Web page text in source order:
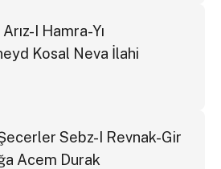
I Hamra-Yı
Kosal Neva İlahi
Sebz-I Revnak-Gir
Acem Durak